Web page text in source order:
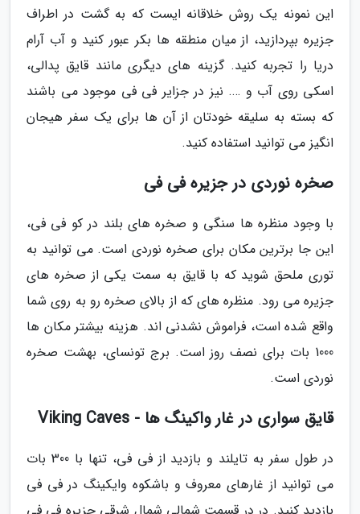
این نمونه یک روش خلاقانه ایست که به گشت در اطراف
جزیره بپردازید، از میان منطقه ها بکر عبور کنید و آب آرام
دریا را تجربه کنید. گزینه های دیگری مانند قایق پدالی،
اسکی روی آب و …. نیز در جزایر فی فی موجود می باشند
که بسته به سلیقه خودتان از آن ها برای یک سفر هیجان
انگیز می توانید استفاده کنید.
صخره نوردی در جزیره فی فی
با وجود منظره ها سنگی و صخره های بلند در کو فی فی،
این جا برترین مکان برای صخره نوردی است. می توانید به
توری ملحق شوید که با قایق به سمت یکی از صخره های
جزیره می رود. منظره های که از بالای صخره رو به روی شما
واقع شده است، فراموش نشدنی اند. هزینه بیشتر مکان ها
1000 بات برای نصف روز است. برج تونسای، بهشت صخره
نوردی است.
قایق سواری در غار واکینگ ها - Viking Caves
در طول سفر به تایلند و بازدید از فی فی، تنها با 300 بات
می توانید از غارهای معروف و باشکوه وایکینگ در فی فی